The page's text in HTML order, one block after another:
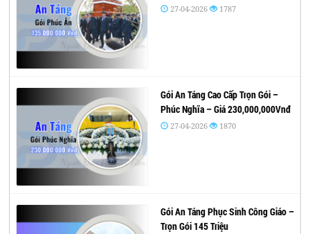
27-04-2026 1787
Gói An Táng Cao Cấp Trọn Gói –
Phúc Nghĩa – Giá 230,000,000Vnđ
27-04-2026 1870
Gói An Táng Phục Sinh Công Giáo –
Trọn Gói 145 Triệu